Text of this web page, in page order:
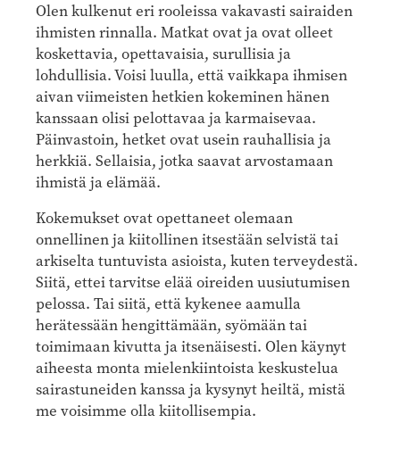
Olen kulkenut eri rooleissa vakavasti sairaiden
ihmisten rinnalla. Matkat ovat ja ovat olleet
koskettavia, opettavaisia, surullisia ja
lohdullisia. Voisi luulla, että vaikkapa ihmisen
aivan viimeisten hetkien kokeminen hänen
kanssaan olisi pelottavaa ja karmaisevaa.
Päinvastoin, hetket ovat usein rauhallisia ja
herkkiä. Sellaisia, jotka saavat arvostamaan
ihmistä ja elämää.
Kokemukset ovat opettaneet olemaan
onnellinen ja kiitollinen itsestään selvistä tai
arkiselta tuntuvista asioista, kuten terveydestä.
Siitä, ettei tarvitse elää oireiden uusiutumisen
pelossa. Tai siitä, että kykenee aamulla
herätessään hengittämään, syömään tai
toimimaan kivutta ja itsenäisesti. Olen käynyt
aiheesta monta mielenkiintoista keskustelua
sairastuneiden kanssa ja kysynyt heiltä, mistä
me voisimme olla kiitollisempia.